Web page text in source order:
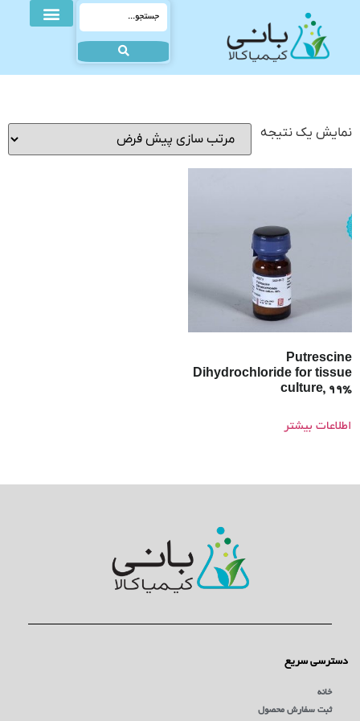
نمایش یک نتیجه
Putrescine
Dihydrochloride for tissue
culture, 99%
اطلاعات بیشتر
دسترسی سریع
خانه
ثبت سفارش محصول